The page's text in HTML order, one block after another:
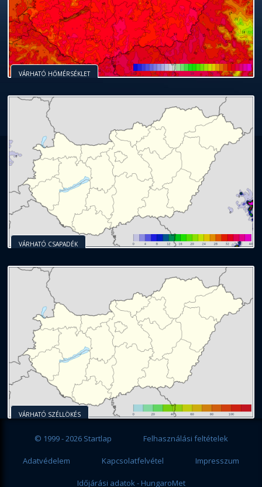
VÁRHATÓ HŐMÉRSÉKLET
VÁRHATÓ CSAPADÉK
VÁRHATÓ SZÉLLÖKÉS
© 1999 - 2026 Startlap Felhasználási feltételek
Adatvédelem Kapcsolatfelvétel Impresszum
Időjárási adatok - HungaroMet